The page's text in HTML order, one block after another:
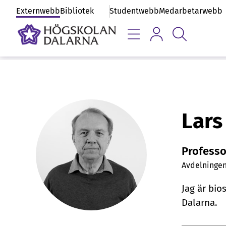
ExternwebbBibliotek StudentwebbMedarbetarwebb
P
e
r
s
o
Jag är
Dalarna.